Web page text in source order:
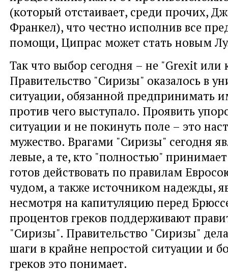
(который отстаивает, среди прочих,
Франкел), что честно исполнив все
помощи, Ципрас может стать новым
Так что выбор сегодня – не "Grexit или
Правительство "Сиризы" оказалось в
ситуации, обязанной предпринимать
против чего выступало. Проявить
ситуации и не покинуть поле – это
мужество. Врагами "Сиризы" сегодня
левые, а те, кто "полностью"
готов действовать по правилам
чудом, а также источником надежды,
несмотря на капитуляцию перед
процентов греков поддерживают
"Сиризы". Правительство "Сиризы"
шаги в крайне непростой ситуации и
греков это понимает.